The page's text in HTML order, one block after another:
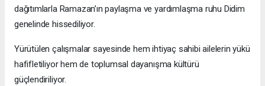
dağıtımlarla Ramazan’ın paylaşma ve yardımlaşma ruhu Didim
genelinde hissediliyor.
Yürütülen çalışmalar sayesinde hem ihtiyaç sahibi ailelerin yükü
hafifletiliyor hem de toplumsal dayanışma kültürü
güçlendiriliyor.